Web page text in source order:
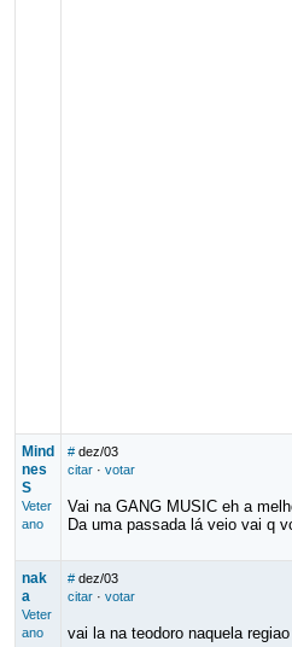
Mind
nes
S
Veter
ano
# dez/03
citar· votar
Vai na GANG MUSIC eh a
Da uma passada lá veio vai q
nak
a
Veter
ano
# dez/03
citar· votar
vai la na teodoro naquela